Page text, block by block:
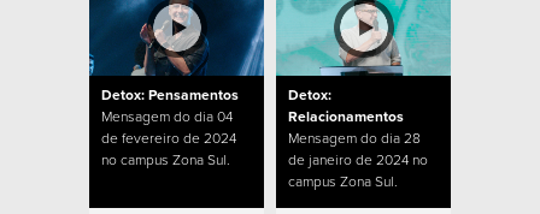
Detox: Pensamentos
Mensagem do dia 04
de fevereiro de 2024
no campus Zona Sul.
Detox:
Relacionamentos
Mensagem do dia 28
de janeiro de 2024 no
campus Zona Sul.